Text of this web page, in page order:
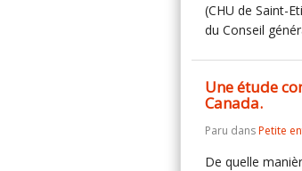
(CHU de Saint-
du Conseil
Une étude
Canada.
Paru dansPetite
De quelle